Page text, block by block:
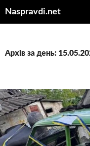
Naspravdi.net
Архів за день: